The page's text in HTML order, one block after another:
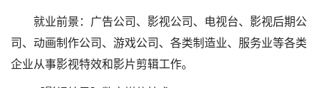
就业前景：广告公司、影视公司、电视台、影视后期公
司、动画制作公司、游戏公司、各类制造业、服务业等各类
企业从事影视特效和影片剪辑工作。